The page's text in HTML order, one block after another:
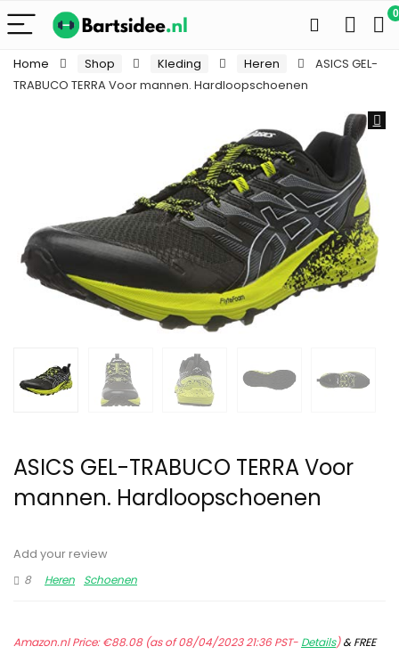
0
Home Shop Kleding Heren
ASICS GEL-
TRABUCO TERRA Voor mannen. Hardloopschoenen
ASICS GEL-TRABUCO TERRA Voor
mannen. Hardloopschoenen
Add your review
8
Heren Schoenen
Amazon.nl Price:€88.08(as of 08/04/2023 21:36 PST- Details)&FREE